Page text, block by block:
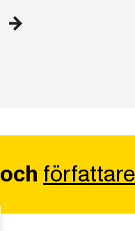
och författare